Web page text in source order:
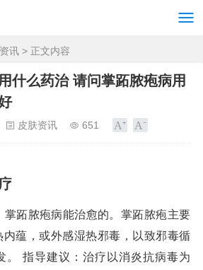
讯 > 正文内容
什么药治 请问掌跖脓疱病用
皮肤资讯 651
掌跖脓疱病能治愈的。掌跖脓疱主要
蕴，或外感湿热邪毒，以致邪毒循
。 指导建议：治疗以消炎抗病毒为